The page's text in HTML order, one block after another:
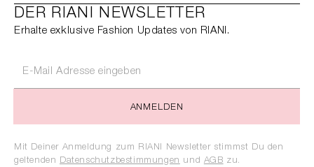
DER RIANI NEWSLETTER
Erhalte exklusive Fashion Updates von RIANI.
ANMELDEN
Mit Deiner Anmeldung zum RIANI Newsletter stimmst Du den
geltenden Datenschutzbestimmungen und AGB zu.